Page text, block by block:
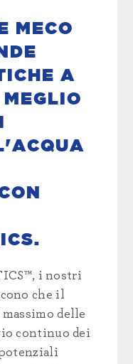
MECO
A
i nostri
che il
delle
continuo dei